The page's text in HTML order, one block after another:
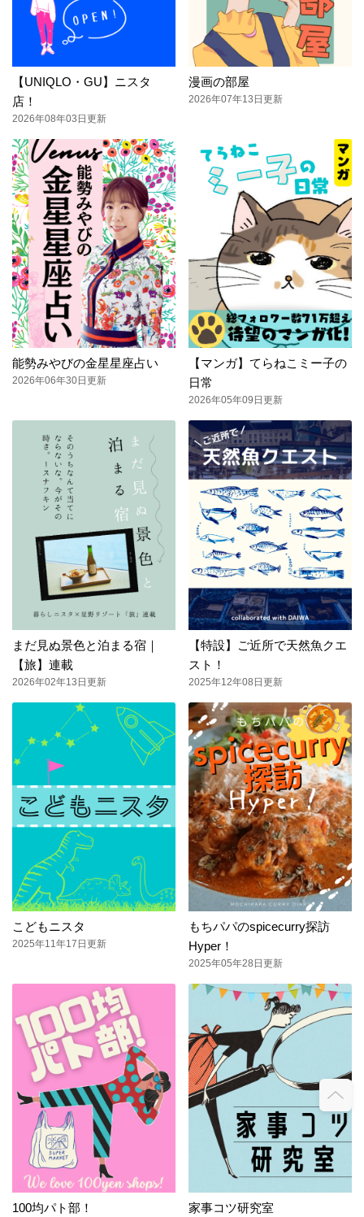
【UNIQLO・GU】ニスタ
店！
2026年08年03日更新
漫画の部屋
2026年07年13日更新
能勢みやびの金星星座占い
2026年06年30日更新
【マンガ】てらねこミー子の
日常
2026年05年09日更新
まだ見ぬ景色と泊まる宿｜
【旅】連載
2026年02年13日更新
【特設】ご近所で天然魚クエ
スト！
2025年12年08日更新
こどもニスタ
2025年11年17日更新
もちパパのspicecurry探訪
Hyper！
2025年05年28日更新
100均パト部！ 家事コツ研究室